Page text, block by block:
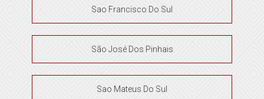
Sao Francisco Do Sul
São José Dos Pinhais
Sao Mateus Do Sul